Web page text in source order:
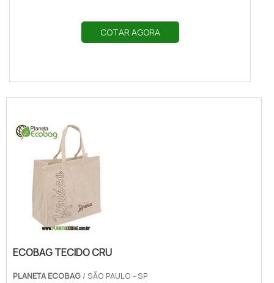
COTAR AGORA
ECOBAG TECIDO CRU
PLANETA ECOBAG / SÃO PAULO - SP